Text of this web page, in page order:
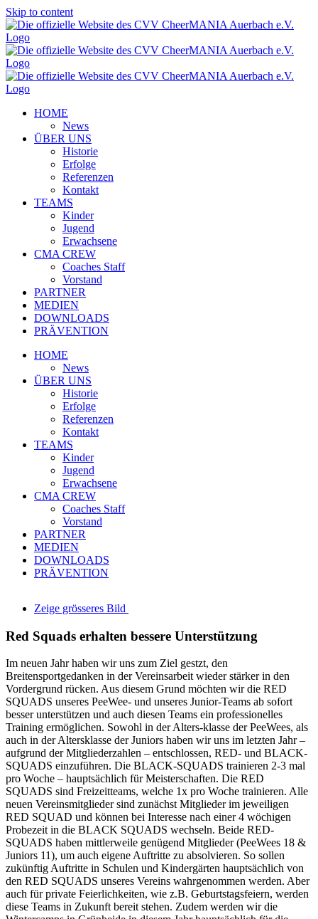
Skip to content
HOME
News
ÜBER UNS
Historie
Erfolge
Referenzen
Kontakt
TEAMS
Kinder
Jugend
Erwachsene
CMA CREW
Coaches Staff
Vorstand
PARTNER
MEDIEN
DOWNLOADS
PRÄVENTION
HOME
News
ÜBER UNS
Historie
Erfolge
Referenzen
Kontakt
TEAMS
Kinder
Jugend
Erwachsene
CMA CREW
Coaches Staff
Vorstand
PARTNER
MEDIEN
DOWNLOADS
PRÄVENTION
Zeige grösseres Bild
Red Squads erhalten bessere Unterstützung
Im neuen Jahr haben wir uns zum Ziel gestzt, den
Breitensportgedanken in der Vereinsarbeit wieder stärker in den
Vordergrund rücken. Aus diesem Grund möchten wir die RED
SQUADS unseres PeeWee- und unseres Junior-Teams ab sofort
besser unterstützen und auch diesen Teams ein professionelles
Training ermöglichen. Sowohl in der Alters-klasse der PeeWees, als
auch in der Altersklasse der Juniors haben wir uns im letzten Jahr –
aufgrund der Mitgliederzahlen – entschlossen, RED- und BLACK-
SQUADS einzuführen. Die BLACK-SQUADS trainieren 2-3 mal
pro Woche – hauptsächlich für Meisterschaften. Die RED
SQUADS sind Freizeitteams, welche 1x pro Woche trainieren. Alle
neuen Vereinsmitglieder sind zunächst Mitglieder im jeweiligen
RED SQUAD und können bei Interesse nach einer 4 wöchigen
Probezeit in die BLACK SQUADS wechseln. Beide RED-
SQUADS haben mittlerweile genügend Mitglieder (PeeWees 18 &
Juniors 11), um auch eigene Auftritte zu absolvieren. So sollen
zukünftig Auftritte in Schulen und Kindergärten hauptsächlich von
den RED SQUADS unseres Vereins wahrgenommen werden. Aber
auch für private Feierlichkeiten, wie z.B. Geburtstagsfeiern, werden
diese Teams in Zukunft bereit stehen. Zudem werden wir die